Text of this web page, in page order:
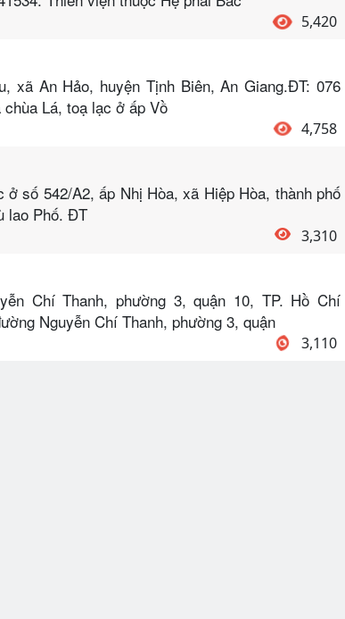
5,420
xã An Hảo, huyện Tịnh Biên, An Giang.ĐT: 076
Lá, toạ lạc ở ấp Vồ
4,758
số 542/A2, ấp Nhị Hòa, xã Hiệp Hòa, thành phố
lao Phố. ĐT
3,310
Chí Thanh, phường 3, quận 10, TP. Hồ Chí
Nguyễn Chí Thanh, phường 3, quận
3,110